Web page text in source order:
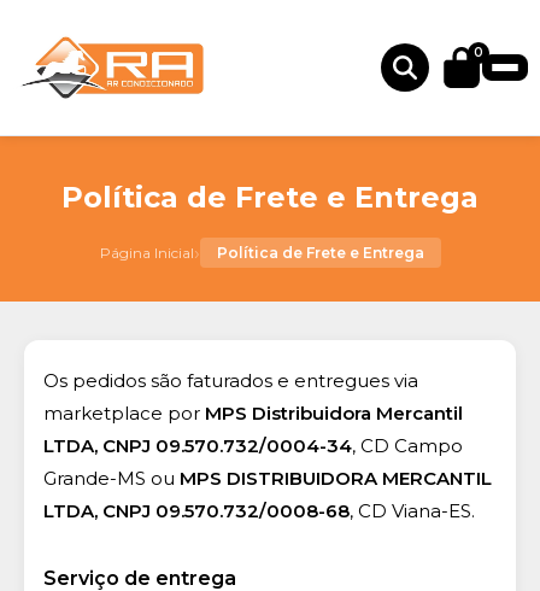
0
Política de Frete e Entrega
Página Inicial› Política de Frete e Entrega
Os pedidos são faturados e entregues via
marketplace por MPS Distribuidora Mercantil
LTDA, CNPJ 09.570.732/0004-34, CD Campo
Grande-MS ou MPS DISTRIBUIDORA MERCANTIL
LTDA, CNPJ 09.570.732/0008-68, CD Viana-ES.
Serviço de entrega